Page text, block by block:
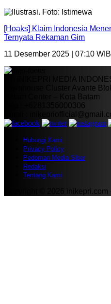
[Hoaks] Klaim Indonesia
Ternyata Rekaman Gim
11 Desember 2025 | 07:10 WIB
PT. INIKEPRI MEDIA
Townhouse Cluster Avante
Batam Center – Kota Batam
Telp : +6281356000306
Email :
Hubungi Kami
Privacy Policy
Pedoman Media Siber
Redaksi
Tentang Kami
Copyright © 2026